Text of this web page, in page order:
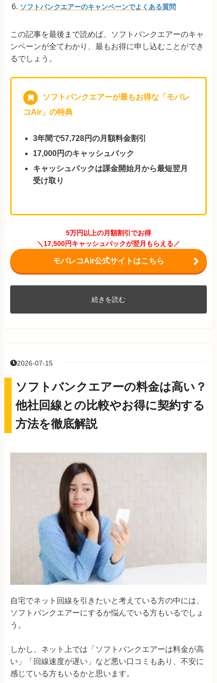
ソフトバンクエアーのキャンペーンでよくある質問
この記事を最後まで読めば、ソフトバンクエアーのキャ
ンペーンが全てわかり、最もお得に申し込むことができ
るでしょう。
ソフトバンクエアーが最もお得な「モバレ
コAir」の特典
3年間で57,728円の月額料金割引
17,000円のキャッシュバック
キャッシュバックは課金開始月から最短翌月
受け取り
5万円以上の月額割引でお得
＼17,500円キャッシュバックが翌月もらえる／
モバレコAir公式サイトはこちら
続きを読む
2026-07-15
ソフトバンクエアーの料金は高い？
他社回線との比較やお得に契約する
方法を徹底解説
自宅でネット回線を引きたいと考えている方の中には、
ソフトバンクエアーにするか悩んでいる方もいるでしょ
う。
しかし、ネット上では「ソフトバンクエアーは料金が高
い」「回線速度が遅い」など悪い口コミもあり、不安に
感じている方もいるかと思います。